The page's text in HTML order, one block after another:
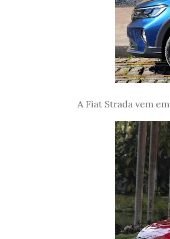
A Fiat Strada vem